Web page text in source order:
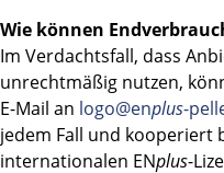
Wie können
Im Verdachtsfall, dass
unrechtmäßig nutzen,
E-Mail an logo@enplus-
jedem Fall und kooperiert
internationalen ENplus-